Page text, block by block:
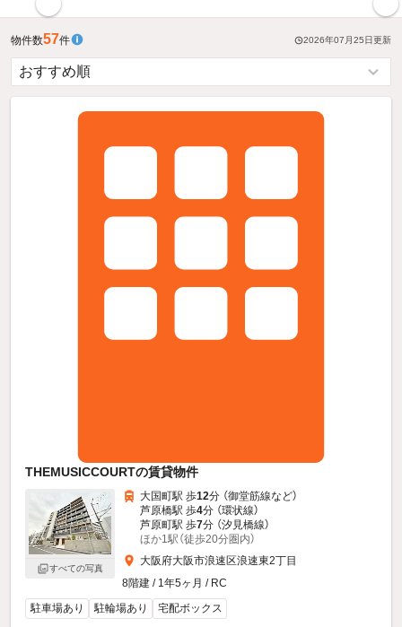
物件数57件 2026年07月25日更新
THEMUSICCOURTの賃貸物件
すべての写真
大国町駅 歩12分 （御堂筋線など）
芦原橋駅 歩4分 （環状線）
芦原町駅 歩7分 （汐見橋線）
ほか1駅（徒歩20分圏内）
大阪府大阪市浪速区浪速東2丁目
8階建 / 1年5ヶ月 / RC
駐車場あり
駐輪場あり 宅配ボックス